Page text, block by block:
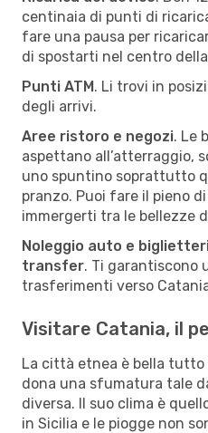
centinaia di punti di
fare una pausa per
di spostarti nel centro
Punti ATM. Li trovi in
degli arrivi.
Aree ristoro e negozi. Le
aspettano all’atterraggio,
uno spuntino soprattutto
pranzo. Puoi fare il pieno
immergerti tra le bellezze
Noleggio auto e
transfer. Ti garantiscono
trasferimenti verso
Visitare Catania, il
La città etnea è bella tutto
dona una sfumatura tale
diversa. Il suo clima è
in Sicilia e le piogge non